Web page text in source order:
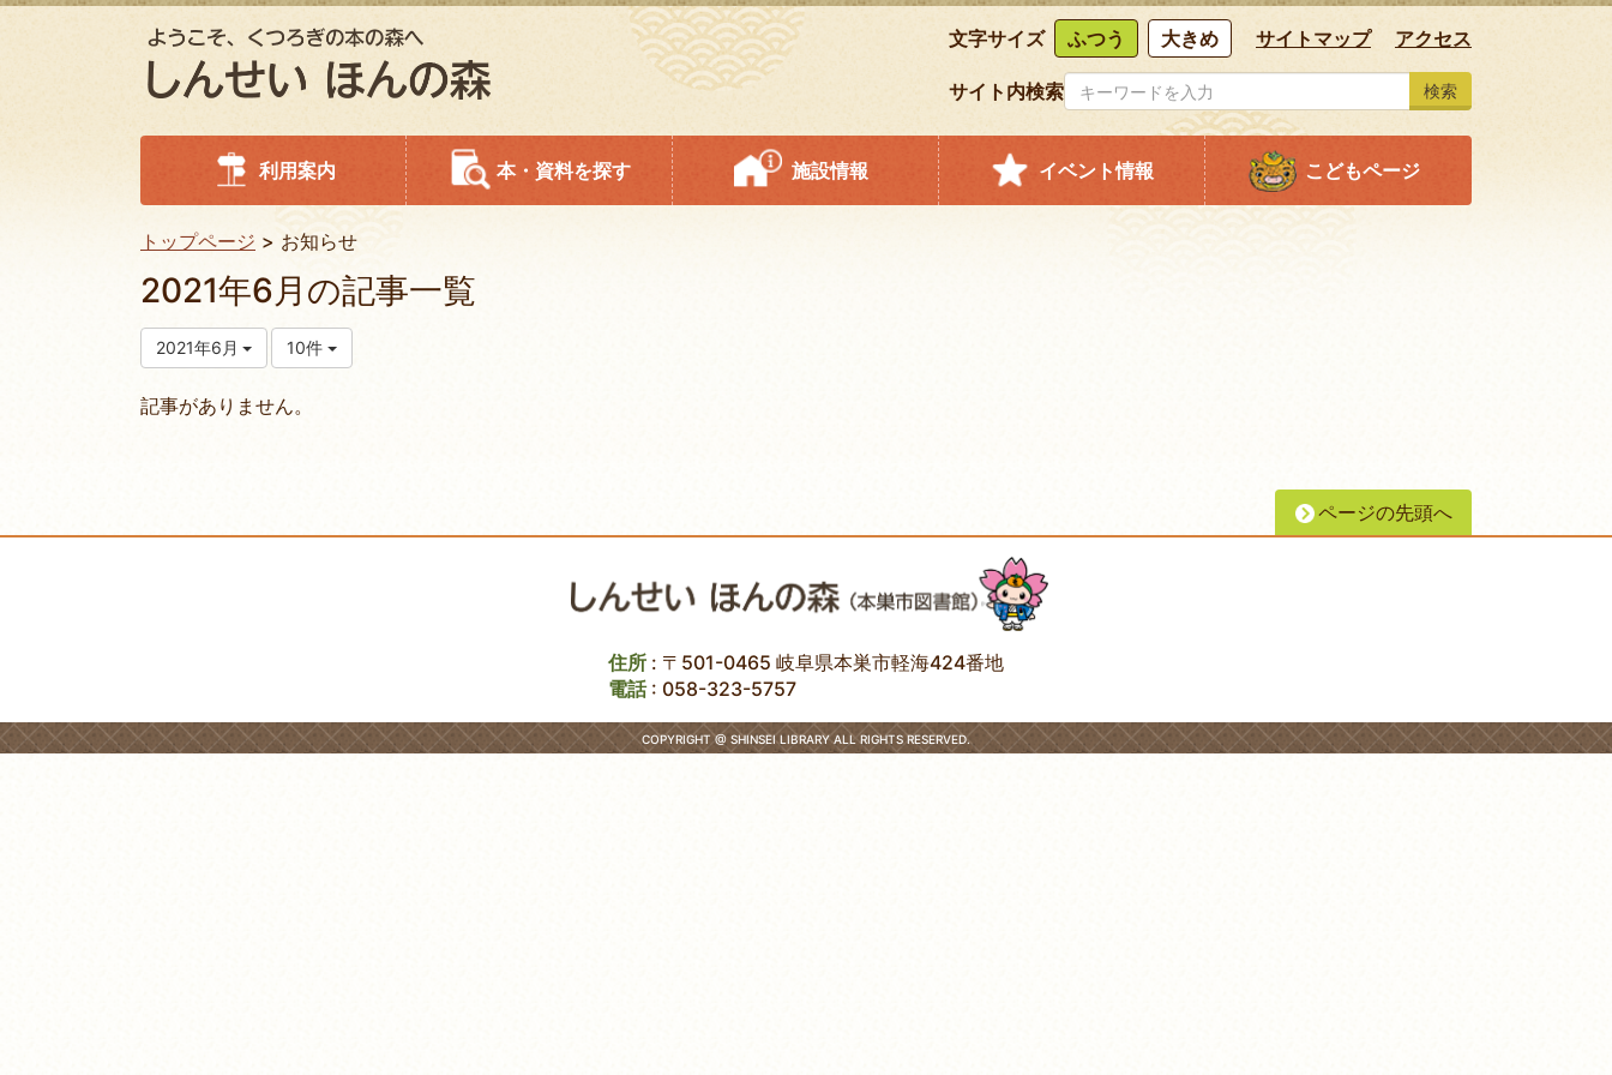
文字サイズ ふつう 大きめ サイトマップ アクセス
サイト内検索 検索
利用案内 本・資料を探す 施設情報 イベント情報 こどもページ
トップページ お知らせ
2021年6月の記事一覧
2021年6月 10件
記事がありません。
ページの先頭へ
住所 : 〒501-0465 岐阜県本巣市軽海424番地
電話: 058-323-5757
COPYRIGHT @ SHINSEI LIBRARY ALL RIGHTS RESERVED.